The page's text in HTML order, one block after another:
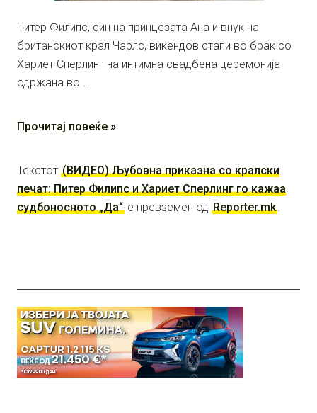
Питер Филипс, син на принцезата Ана и внук на
британскиот крал Чарлс, викендов стапи во брак со
Хариет Сперлинг на интимна свадбена церемонија
одржана во …
Прочитај повеќе »
Текстот (ВИДЕО) Љубовна приказна со кралски
печат: Питер Филипс и Хариет Сперлинг го кажаа
судбоносното „Да“ е превземен од Reporter.mk.